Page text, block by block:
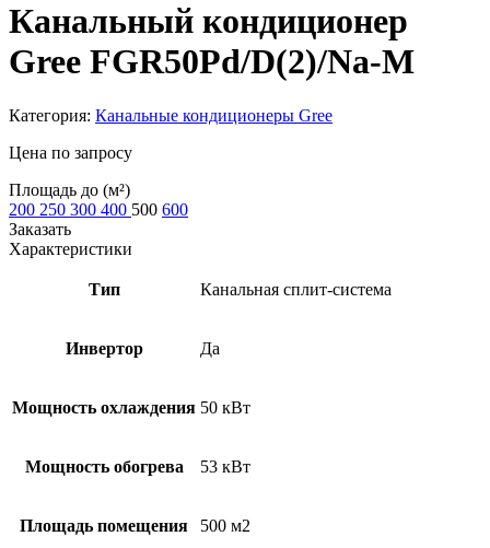
Канальный кондиционер
Gree FGR50Pd/D(2)/Na-M
Категория: Канальные кондиционеры Gree
Цена по запросу
Площадь до (м²)
200 250 300 400 500 600
Заказать
Характеристики
Тип Канальная сплит-система
Инвертор Да
Мощность охлаждения 50 кВт
Мощность обогрева 53 кВт
Площадь помещения 500 м2